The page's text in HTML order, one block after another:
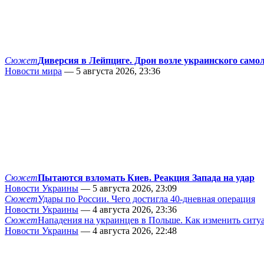
СюжетДиверсия в Лейпциге. Дрон возле украинского
Новости мира — 5 августа 2026, 23:36
СюжетПытаются взломать Киев. Реакция Запада на удар
Новости Украины — 5 августа 2026, 23:09
СюжетУдары по России. Чего достигла 40-дневная операция
Новости Украины — 4 августа 2026, 23:36
СюжетНападения на украинцев в Польше. Как изменить
Новости Украины — 4 августа 2026, 22:48